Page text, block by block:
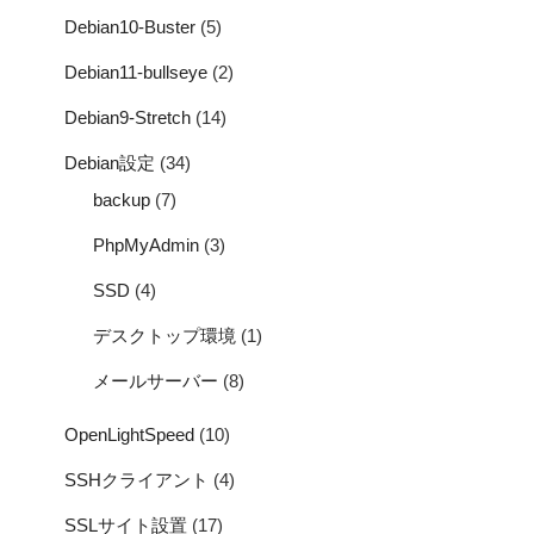
Debian10-Buster (5)
Debian11-bullseye (2)
Debian9-Stretch (14)
Debian設定 (34)
backup (7)
PhpMyAdmin (3)
SSD (4)
デスクトップ環境 (1)
メールサーバー (8)
OpenLightSpeed (10)
SSHクライアント (4)
SSLサイト設置 (17)